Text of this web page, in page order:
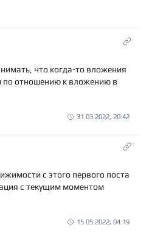
что когда-то вложения
по отношению к вложению в
31.03.2022, 20:42
с этого первого поста
с текущим моментом
15.05.2022, 04:19